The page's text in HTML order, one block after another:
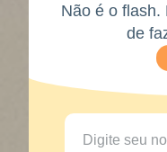
Não é o flash.
de